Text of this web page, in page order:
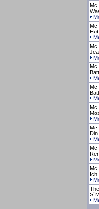
Mc
Mc
Mc
Mc
Mc
Mc
Mc
Din
Mc
Mc
Ich